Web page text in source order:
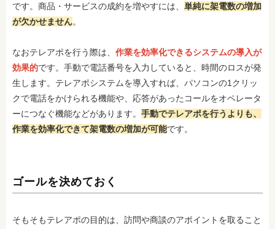
です。商品・サービスの成約を増やすには、 単純に架電数の増加
が欠かせません。
なおテレアポを行う際は、 作業を効率化できるシステムの導入が
効果的です。手動で電話番号を入力していると、時間のロスが発
生します。テレアポシステムを導入すれば、パソコンの1クリッ
クで電話をかけられる機能や、応答があったコールをオペレータ
ーにつなぐ機能などがあります。 手動でテレアポを行うよりも、
作業を効率化できて架電数の増加が可能です。
ゴールを決めておく
そもそもテレアポの目的は、訪問や商談のアポイントを取ること